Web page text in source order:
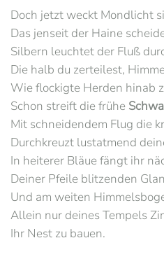
Doch jetzt weckt Mondlicht
Das jenseit der Haine
Silbern leuchtet der Fluß
Die halb du zerteilest,
Wie flockigte Herden hinab
Schon streift die frühe
Mit schneidendem Flug die
Durchkreuzt lustatmend
In heiterer Bläue fängt ihr
Deiner Pfeile blitzenden
Und am weiten
Allein nur deines Tempels
Ihr Nest zu bauen.